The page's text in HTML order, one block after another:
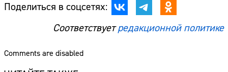
Поделиться в соцсетях:
Соответствуетредакционной политике
Comments are disabled